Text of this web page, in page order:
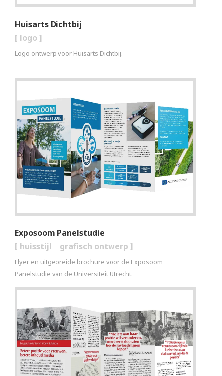
Huisarts Dichtbij
[ logo ]
Logo ontwerp voor Huisarts Dichtbij.
Exposoom Panelstudie
[ huisstijl | grafisch ontwerp ]
Flyer en uitgebreide brochure voor de Exposoom
Panelstudie van de Universiteit Utrecht.